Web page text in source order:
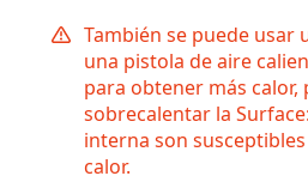
También se puede usar
una pistola de aire
para obtener más
sobrecalentar la
interna son
calor.